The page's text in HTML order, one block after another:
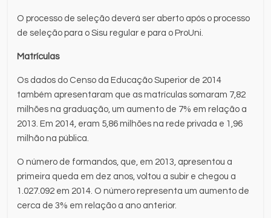
O processo de seleção deverá ser aberto após o processo
de seleção para o Sisu regular e para o ProUni.
Matrículas
Os dados do Censo da Educação Superior de 2014
também apresentaram que as matrículas somaram 7,82
milhões na graduação, um aumento de 7% em relação a
2013. Em 2014, eram 5,86 milhões na rede privada e 1,96
milhão na pública.
O número de formandos, que, em 2013, apresentou a
primeira queda em dez anos, voltou a subir e chegou a
1.027.092 em 2014. O número representa um aumento de
cerca de 3% em relação a ano anterior.